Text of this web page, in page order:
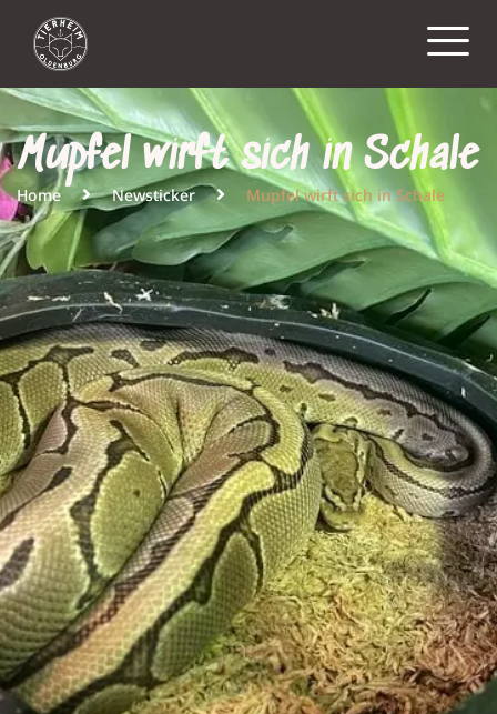
Mupfel wirft sich in Schale
Home Newsticker Mupfel wirft sich in Schale